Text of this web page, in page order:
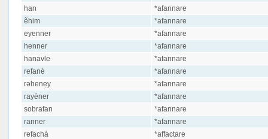
han
*afannare
ẽhim
*afannare
eyenner
*afannare
henner
*afannare
hanavle
*afannare
refanè
*afannare
rəhenẹy
*afannare
rayèner
*afannare
sobrafan
*afannare
ranner
*afannare
refachá
*affactare